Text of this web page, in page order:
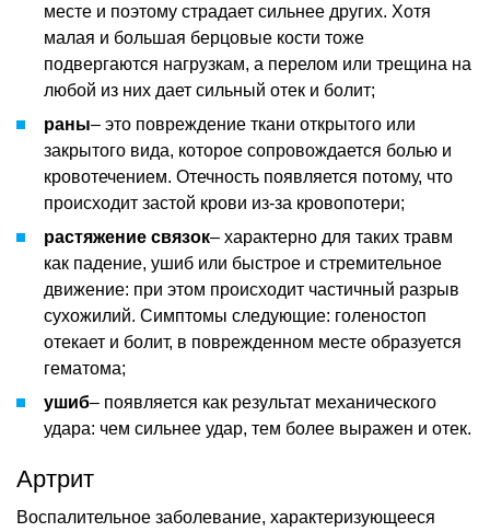
месте и поэтому страдает сильнее других. Хотя
малая и большая берцовые кости тоже
подвергаются нагрузкам, а перелом или трещина на
любой из них дает сильный отек и болит;
раны– это повреждение ткани открытого или
закрытого вида, которое сопровождается болью и
кровотечением. Отечность появляется потому, что
происходит застой крови из-за кровопотери;
растяжение связок– характерно для таких травм
как падение, ушиб или быстрое и стремительное
движение: при этом происходит частичный разрыв
сухожилий. Симптомы следующие: голеностоп
отекает и болит, в поврежденном месте образуется
гематома;
ушиб– появляется как результат механического
удара: чем сильнее удар, тем более выражен и отек.
Артрит
Воспалительное заболевание, характеризующееся